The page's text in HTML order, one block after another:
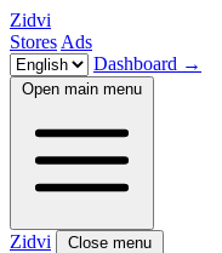
Zidvi
Stores Ads
Dashboard →
Open main menu
Zidvi Close menu